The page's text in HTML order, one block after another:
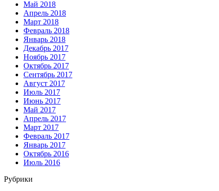
Май 2018
Апрель 2018
Март 2018
Февраль 2018
Январь 2018
Декабрь 2017
Ноябрь 2017
Октябрь 2017
Сентябрь 2017
Август 2017
Июль 2017
Июнь 2017
Май 2017
Апрель 2017
Март 2017
Февраль 2017
Январь 2017
Октябрь 2016
Июль 2016
Рубрики